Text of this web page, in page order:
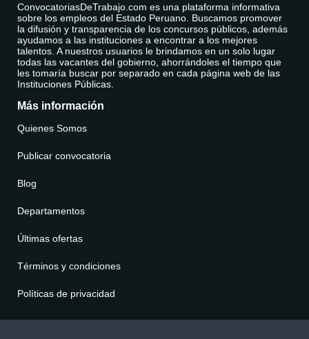
ConvocatoriasDeTrabajo.com es una plataforma informativa
sobre los empleos del Estado Peruano. Buscamos promover
la difusión y transparencia de los concursos públicos, además
ayudamos a las instituciones a encontrar a los mejores
talentos. A nuestros usuarios le brindamos en un solo lugar
todas las vacantes del gobierno, ahorrándoles el tiempo que
les tomaría buscar por separado en cada página web de las
Instituciones Públicas.
Más información
Quienes Somos
Publicar convocatoria
Blog
Departamentos
Últimas ofertas
Términos y condiciones
Políticas de privacidad